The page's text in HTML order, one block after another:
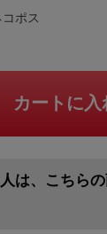
ポス
カートに入
は、こちら